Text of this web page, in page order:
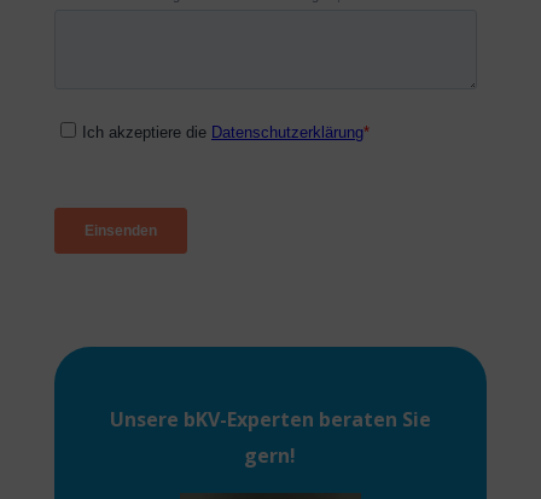
Unsere bKV-Experten beraten Sie
gern!